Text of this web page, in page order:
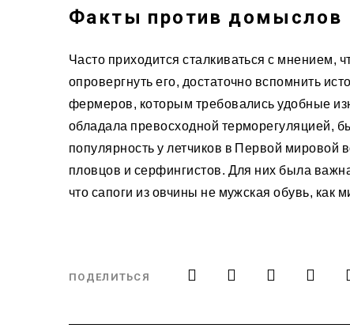
Факты против домыслов
Часто приходится сталкиваться с мнением,
опровергнуть его, достаточно вспомнить
фермеров, которым требовались удобные
обладала превосходной терморегуляцией,
популярность у летчиков в Первой мировой
пловцов и серфингистов. Для них была
что сапоги из овчины не мужская обувь, как
ПОДЕЛИТЬСЯ